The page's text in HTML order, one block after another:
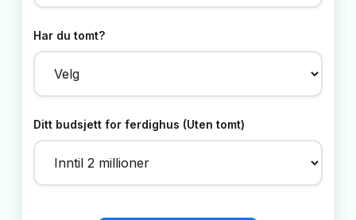
Har du tomt?
Ditt budsjett for ferdighus (Uten tomt)